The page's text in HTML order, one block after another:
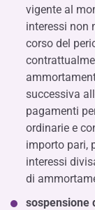
vigente al
interessi non
corso del
successiva
pagamenti
ordinarie e
importo pari,
interessi
di
sospensione